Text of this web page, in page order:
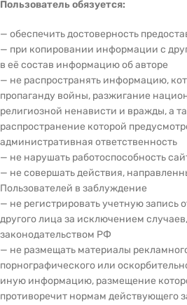
Пользователь обязуется:
— обеспечить достоверность
— при копировании информации с
в её состав информацию об авторе
— не распространять информацию,
пропаганду войны, разжигание
религиозной ненависти и вражды, а
распространение которой
административная ответственность
— не нарушать работоспособность
— не совершать действия,
Пользователей в заблуждение
— не регистрировать учетную запись
другого лица за исключением
законодательством РФ
— не размещать материалы
порнографического или
иную информацию, размещение
противоречит нормам действующего